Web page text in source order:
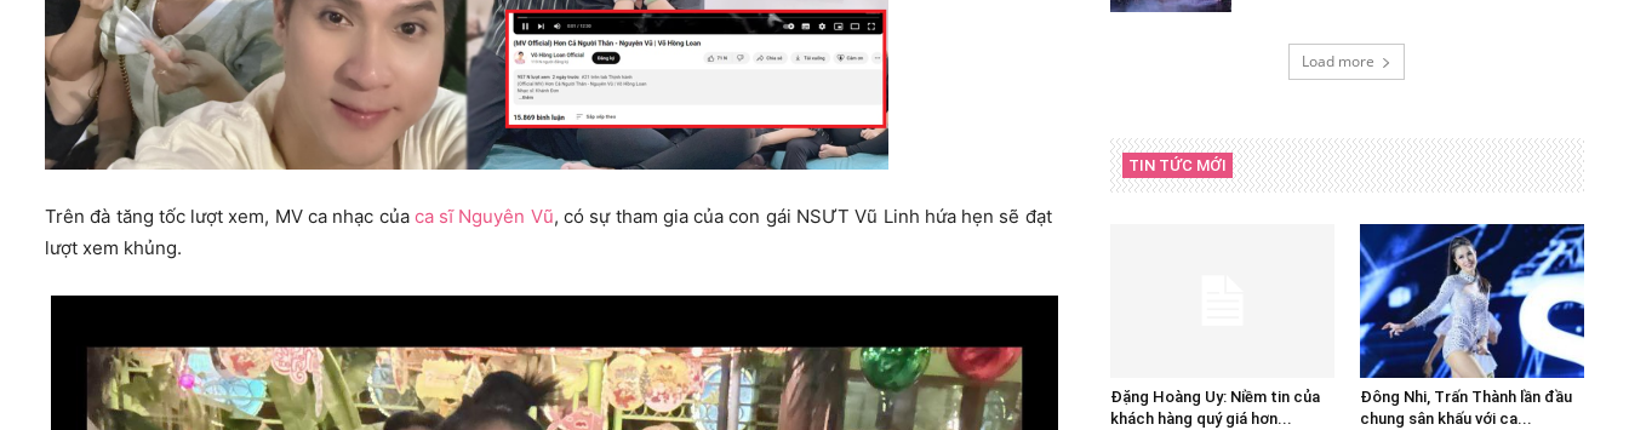
Trên đà tăng tốc lượt xem, MV ca nhạc của ca sĩ Nguyên Vũ, có sự tham gia của con gái NSƯT Vũ Linh hứa hẹn sẽ đạt
lượt xem khủng.
Load more
TIN TỨC MỚI
Đặng Hoàng Uy: Niềm tin của
khách hàng quý giá hơn...
Đông Nhi, Trấn Thành lần đầu
chung sân khấu với ca...